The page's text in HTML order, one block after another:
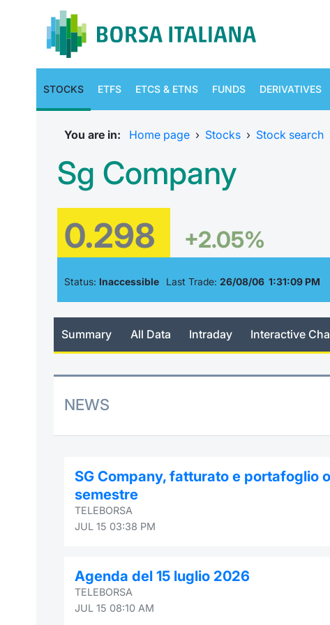
STOCKS ETFS ETCS & ETNS FUNDS DERIVATIVES
You are in: Home page › Stocks › Stock search
Sg Company
0.298 +2.05%
Status: Inaccessible Last Trade: 26/08/06 1:31:09 PM
Summary All Data Intraday Interactive
NEWS
SG Company, fatturato e portafoglio
semestre
TELEBORSA
JUL 15 03:38 PM
Agenda del 15 luglio 2026
TELEBORSA
JUL 15 08:10 AM